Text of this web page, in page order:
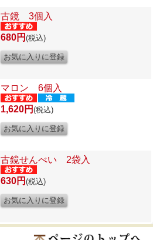
古鏡 3個入
680円 (税込)
マロン 6個入
1,620円 (税込)
古鏡せんべい 2袋入
630円 (税込)